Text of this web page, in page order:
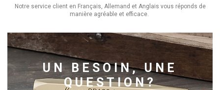
Notre service client en Français, Allemand et Anglais vous réponds de
manière agréable et efficace.
UN BESOIN, UNE
QUESTION?